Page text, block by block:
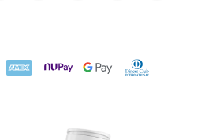
AMEX NuPay Google PayDiners Club